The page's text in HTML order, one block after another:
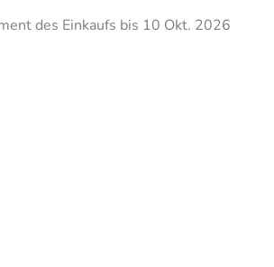
des Einkaufs bis 10 Okt. 2026